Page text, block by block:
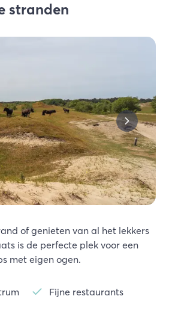
stranden
of genieten van al het lekkers
is de perfecte plek voor een
met eigen ogen.
Fijne restaurants